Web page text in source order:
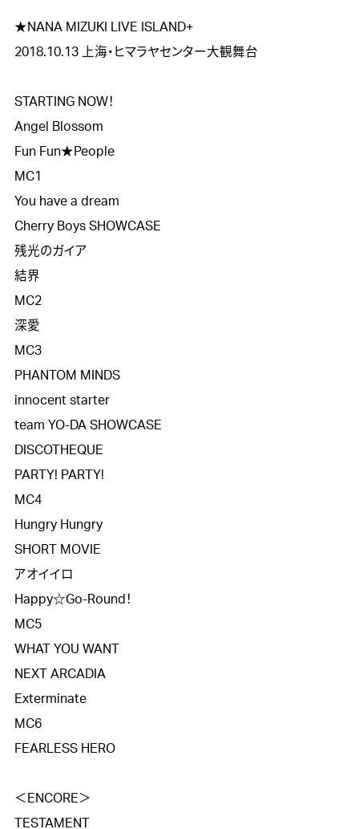
★NANA MIZUKI LIVE ISLAND+
2018.10.13 上海・ヒマラヤセンター大観舞台
STARTING NOW！
Angel Blossom
Fun Fun★People
MC1
You have a dream
Cherry Boys SHOWCASE
残光のガイア
結界
MC2
深愛
MC3
PHANTOM MINDS
innocent starter
team YO-DA SHOWCASE
DISCOTHEQUE
PARTY! PARTY!
MC4
Hungry Hungry
SHORT MOVIE
アオイイロ
Happy☆Go-Round！
MC5
WHAT YOU WANT
NEXT ARCADIA
Exterminate
MC6
FEARLESS HERO
＜ENCORE＞
TESTAMENT